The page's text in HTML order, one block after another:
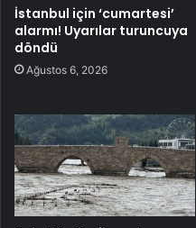
İstanbul için ‘cumartesi’
alarmı! Uyarılar turuncuya
döndü
Ağustos 6, 2026